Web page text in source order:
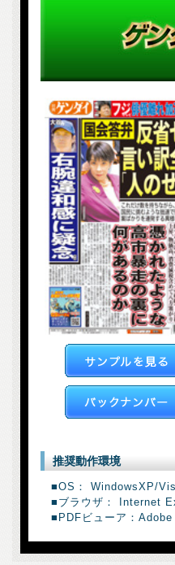
推奨動作環境
■OS： WindowsXP/
■ブラウザ： Internet
■PDFビューア：